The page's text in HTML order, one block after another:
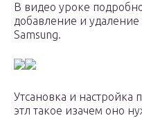
В видео уроке
добавление и
Samsung.
Утсановка и
этл такое изачем оно